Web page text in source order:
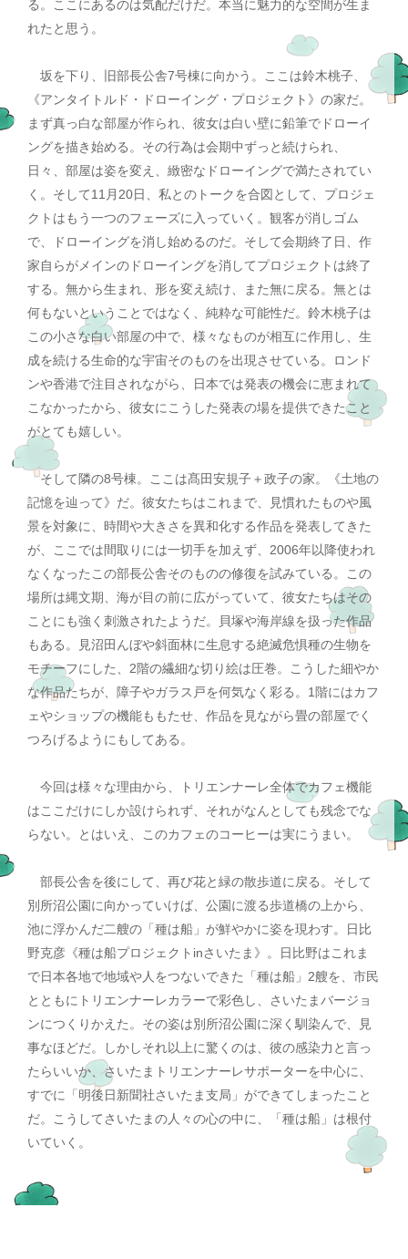
る。ここにあるのは気配だけだ。本当に魅力的な空間が生ま
れたと思う。
坂を下り、旧部長公舎7号棟に向かう。ここは鈴木桃子、
《アンタイトルド・ドローイング・プロジェクト》の家だ。
まず真っ白な部屋が作られ、彼女は白い壁に鉛筆でドローイ
ングを描き始める。その行為は会期中ずっと続けられ、
日々、部屋は姿を変え、緻密なドローイングで満たされてい
く。そして11月20日、私とのトークを合図として、プロジェ
クトはもう一つのフェーズに入っていく。観客が消しゴム
で、ドローイングを消し始めるのだ。そして会期終了日、作
家自らがメインのドローイングを消してプロジェクトは終了
する。無から生まれ、形を変え続け、また無に戻る。無とは
何もないということではなく、純粋な可能性だ。鈴木桃子は
この小さな白い部屋の中で、様々なものが相互に作用し、生
成を続ける生命的な宇宙そのものを出現させている。ロンド
ンや香港で注目されながら、日本では発表の機会に恵まれて
こなかったから、彼女にこうした発表の場を提供できたこと
がとても嬉しい。
そして隣の8号棟。ここは髙田安規子＋政子の家。《土地の
記憶を辿って》だ。彼女たちはこれまで、見慣れたものや風
景を対象に、時間や大きさを異和化する作品を発表してきた
が、ここでは間取りには一切手を加えず、2006年以降使われ
なくなったこの部長公舎そのものの修復を試みている。この
場所は縄文期、海が目の前に広がっていて、彼女たちはその
ことにも強く刺激されたようだ。貝塚や海岸線を扱った作品
もある。見沼田んぼや斜面林に生息する絶滅危惧種の生物を
モチーフにした、2階の繊細な切り絵は圧巻。こうした細やか
な作品たちが、障子やガラス戸を何気なく彩る。1階にはカフ
ェやショップの機能ももたせ、作品を見ながら畳の部屋でく
つろげるようにもしてある。
今回は様々な理由から、トリエンナーレ全体でカフェ機能
はここだけにしか設けられず、それがなんとしても残念でな
らない。とはいえ、このカフェのコーヒーは実にうまい。
部長公舎を後にして、再び花と緑の散歩道に戻る。そして
別所沼公園に向かっていけば、公園に渡る歩道橋の上から、
池に浮かんだ二艘の「種は船」が鮮やかに姿を現わす。日比
野克彦《種は船プロジェクトinさいたま》。日比野はこれま
で日本各地で地域や人をつないできた「種は船」2艘を、市民
とともにトリエンナーレカラーで彩色し、さいたまバージョ
ンにつくりかえた。その姿は別所沼公園に深く馴染んで、見
事なほどだ。しかしそれ以上に驚くのは、彼の感染力と言っ
たらいいか、さいたまトリエンナーレサポーターを中心に、
すでに「明後日新聞社さいたま支局」ができてしまったこと
だ。こうしてさいたまの人々の心の中に、「種は船」は根付
いていく。